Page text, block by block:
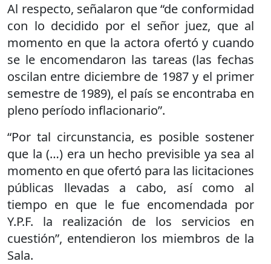
Al respecto, señalaron que “de conformidad
con lo decidido por el señor juez, que al
momento en que la actora ofertó y cuando
se le encomendaron las tareas (las fechas
oscilan entre diciembre de 1987 y el primer
semestre de 1989), el país se encontraba en
pleno período inflacionario”.
“Por tal circunstancia, es posible sostener
que la (…) era un hecho previsible ya sea al
momento en que ofertó para las licitaciones
públicas llevadas a cabo, así como al
tiempo en que le fue encomendada por
Y.P.F. la realización de los servicios en
cuestión”, entendieron los miembros de la
Sala.